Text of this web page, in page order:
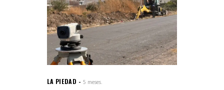
LA PIEDAD 5 meses.